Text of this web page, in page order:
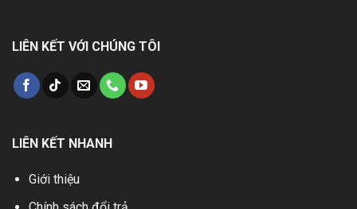
LIÊN KẾT VỚI CHÚNG TÔI
LIÊN KẾT NHANH
Giới thiệu